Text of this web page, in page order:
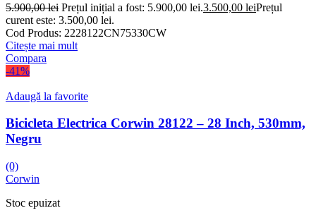
5.900,00lei Prețul inițial a fost: 5.900,00 lei.3.500,00 leiPrețul
curent este: 3.500,00 lei.
Cod Produs: 2228122CN75330CW
Citește mai mult
Compara
-41%
Adaugă la favorite
Bicicleta Electrica Corwin 28122 – 28 Inch, 530mm,
Negru
(0)
Corwin
Stoc epuizat